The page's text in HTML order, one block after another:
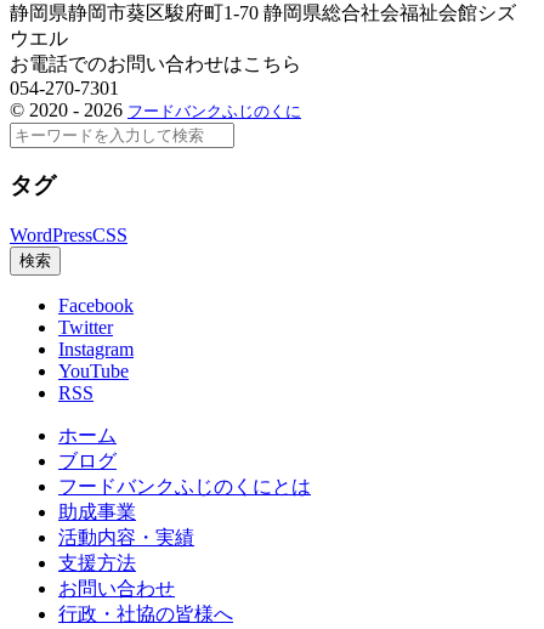
静岡県静岡市葵区駿府町1-70 静岡県総合社会福祉会館シズ
ウエル
お電話でのお問い合わせはこちら
054-270-7301
© 2020 - 2026 フードバンクふじのくに
検
タグ
WordPressCSS
検索
Facebook
Twitter
Instagram
YouTube
RSS
ホーム
ブログ
フードバンクふじのくにとは
助成事業
活動内容・実績
支援方法
お問い合わせ
行政・社協の皆様へ